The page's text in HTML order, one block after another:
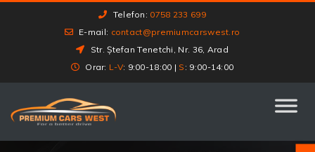
Telefon: 0758 233 699
E-mail: contact@premiumcarswest.ro
Str. Ștefan Tenetchi, Nr. 36, Arad
Orar: L-V: 9:00-18:00 | S : 9:00-14:00